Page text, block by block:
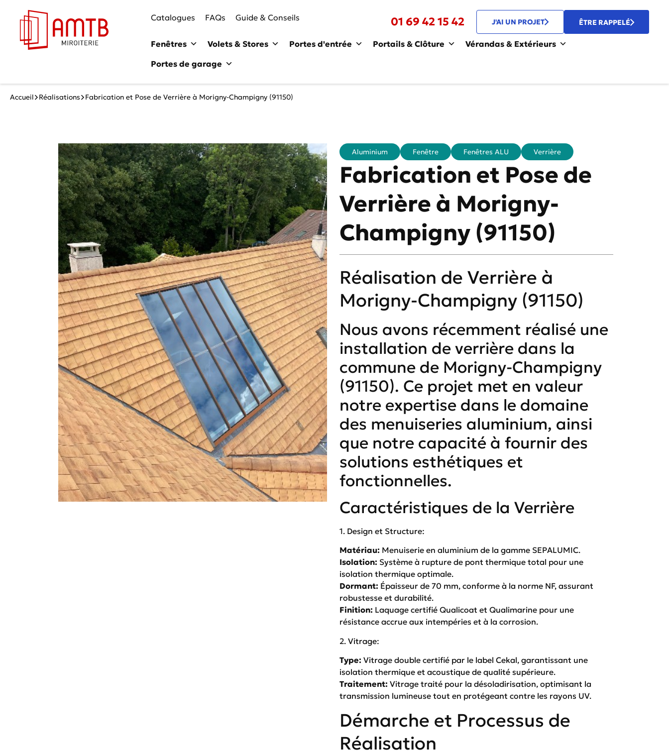
Catalogues FAQs Guide & Conseils 01 69 42 15 42 J'AI UN PROJET ÊTRE RAPPELÉ
Fenêtres Volets & Stores Portes d'entrée Portails & Clôture
Vérandas & Extérieurs
Portes de garage
Accueil Réalisations Fabrication et Pose de Verrière à Morigny-Champigny (91150)
Aluminium Fenêtre Fenêtres ALU Verrière
Fabrication et Pose de
Verrière à Morigny-
Champigny (91150)
Réalisation de Verrière à
Morigny-Champigny (91150)
Nous avons récemment réalisé une
installation de verrière dans la
commune de Morigny-Champigny
(91150). Ce projet met en valeur
notre expertise dans le domaine
des menuiseries aluminium, ainsi
que notre capacité à fournir des
solutions esthétiques et
fonctionnelles.
Caractéristiques de la Verrière
1. Design et Structure:
Matériau: Menuiserie en aluminium de la gamme SEPALUMIC.
Isolation: Système à rupture de pont thermique total pour une
isolation thermique optimale.
Dormant: Épaisseur de 70 mm, conforme à la norme NF, assurant
robustesse et durabilité.
Finition: Laquage certifié Qualicoat et Qualimarine pour une
résistance accrue aux intempéries et à la corrosion.
2. Vitrage:
Type: Vitrage double certifié par le label Cekal, garantissant une
isolation thermique et acoustique de qualité supérieure.
Traitement: Vitrage traité pour la désoladirisation, optimisant la
transmission lumineuse tout en protégeant contre les rayons UV.
Démarche et Processus de
Réalisation